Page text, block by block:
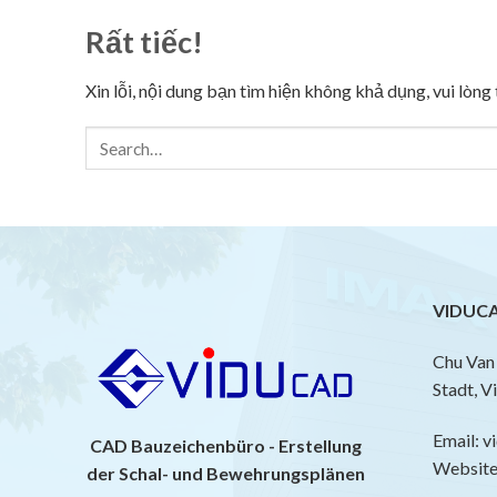
Rất tiếc!
Xin lỗi, nội dung bạn tìm hiện không khả dụng, vui
CAD Bauzeichenbüro - Erstellung
der Schal- und Bewehrungsplänen
Chu
Stadt,
Email: